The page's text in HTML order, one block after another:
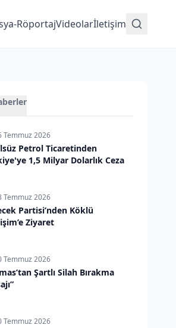
RöportajVideolarİletişim
Temmuz 2026
Petrol Ticaretinden
1,5 Milyar Dolarlık Ceza
Temmuz 2026
Partisi’nden Köklü
Ziyaret
Temmuz 2026
Şartlı Silah Bırakma
Temmuz 2026